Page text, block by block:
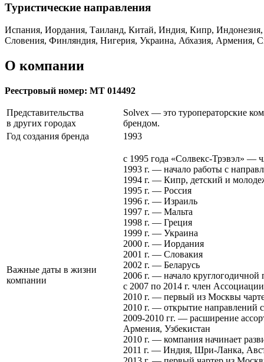
Туристическиe направления
Испания, Иордания, Таиланд, Китай, Индия, Кипр,
Словения, Финляндия, Нигерия, Украина, Абхазия, Армения,
О компании
Реестровый номер: МТ 014492
Представительства
в других городах
Solvex — это туроператорские
брендом.
Год создания бренда
1993
Важные даты в жизни
компании
с 1995 года «Солвекс-Трэвэл» —
1993 г. — начало работы с
1994 г. — Кипр, детский и
1995 г. — Россия
1996 г. — Израиль
1997 г. — Мальта
1998 г. — Греция
1999 г. — Украина
2000 г. — Иордания
2001 г. — Словакия
2002 г. — Беларусь
2006 г. — начало круглогодичной
с 2007 по 2014 г. член
2010 г. — первый из Москвы
2010 г. — открытие направлений
2009-2010 гг. — расширение
Армения, Узбекистан
2010 г. — компания начинает
2011 г. — Индия, Шри-Ланка,